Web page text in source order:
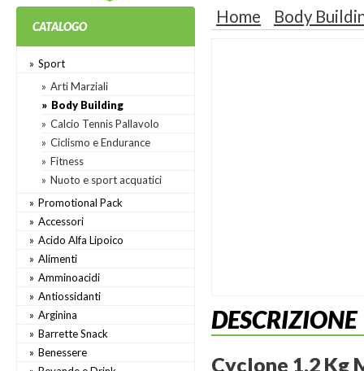
CATALOGO
Sport
Arti Marziali
Body Building
Calcio Tennis Pallavolo
Ciclismo e Endurance
Fitness
Nuoto e sport acquatici
Promotional Pack
Accessori
Acido Alfa Lipoico
Alimenti
Amminoacidi
Antiossidanti
Arginina
Barrette Snack
Benessere
Home Body
DESCRIZIONE
Cyclone 1,2 Kg